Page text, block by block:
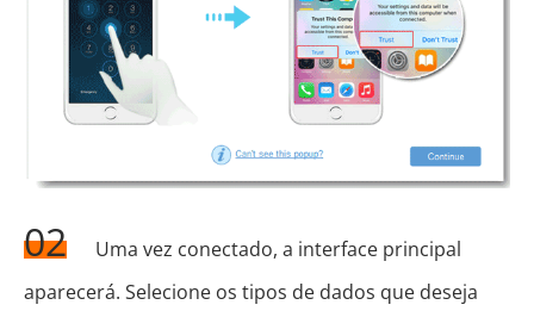
02
Uma vez conectado, a interface principal
aparecerá. Selecione os tipos de dados que deseja